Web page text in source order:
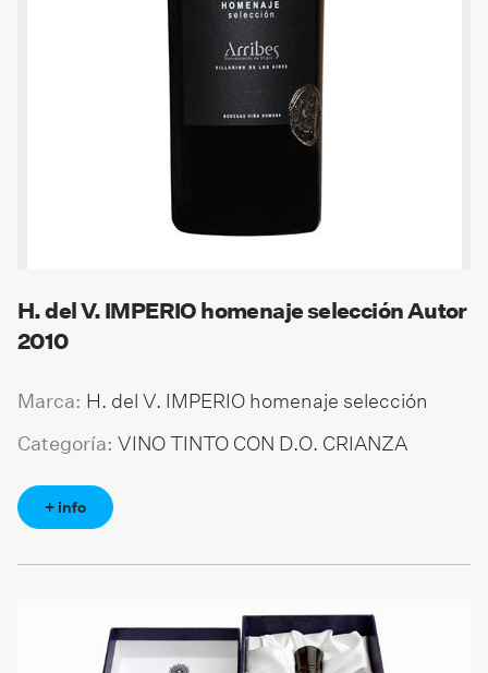
H. del V. IMPERIO homenaje selección Autor
2010
Marca: H. del V. IMPERIO homenaje selección
Categoría: VINO TINTO CON D.O. CRIANZA
+ info